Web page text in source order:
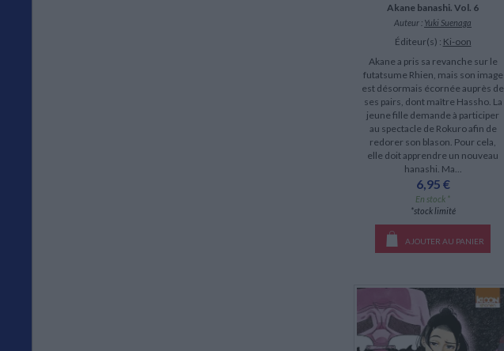
Akane banashi. Vol. 6
Auteur : Yuki Suenaga
Éditeur(s) : Ki-oon
Akane a pris sa revanche sur le
futatsume Rhien, mais son image
est désormais écornée auprès de
ses pairs, dont maître Hassho. La
jeune fille demande à participer
au spectacle de Rokuro afin de
redorer son blason. Pour cela,
elle doit apprendre un nouveau
hanashi. Ma...
6,95 €
En stock *
*stock limité
AJOUTER AU PANIER